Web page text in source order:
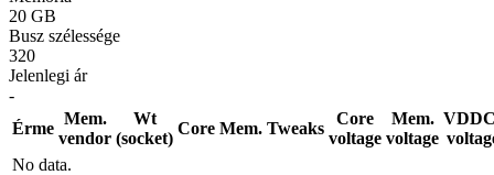
20 GB
Busz szélessége
320
Jelenlegi ár
-
Érme
Mem.
vendor
Wt
(socket)
Core Mem. Tweaks
Core
voltage
Mem.
voltage
No data.